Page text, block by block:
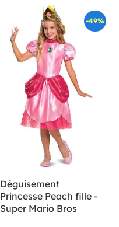
-49%
Déguisement
Princesse Peach fille -
Super Mario Bros